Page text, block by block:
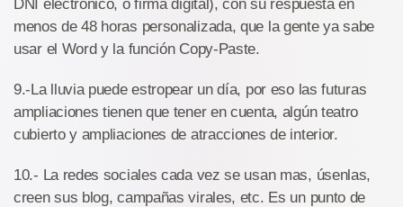
DNI electrónico, o firma digital), con su respuesta en
menos de 48 horas personalizada, que la gente ya sabe
usar el Word y la función Copy-Paste.
9.-La lluvia puede estropear un día, por eso las futuras
ampliaciones tienen que tener en cuenta, algún teatro
cubierto y ampliaciones de atracciones de interior.
10.- La redes sociales cada vez se usan mas, úsenlas,
creen sus blog, campañas virales, etc. Es un punto de